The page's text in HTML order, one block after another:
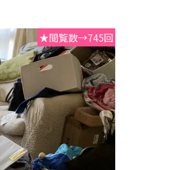
★閲覧数→745回